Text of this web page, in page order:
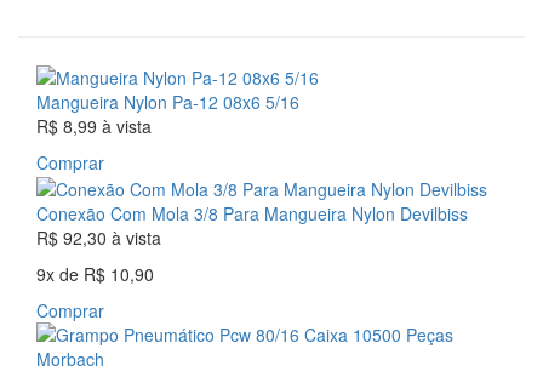
Mangueira Nylon Pa-12 08x6 5/16
R$ 8,99 à vista
Comprar
Conexão Com Mola 3/8 Para Mangueira Nylon Devilbiss
R$ 92,30 à vista
9x de R$ 10,90
Comprar